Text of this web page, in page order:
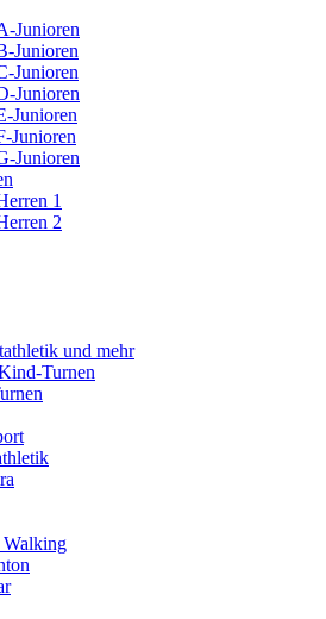
Junioren
Junioren
Junioren
Junioren
Junioren
Junioren
Junioren
1
2
und mehr
Turnen